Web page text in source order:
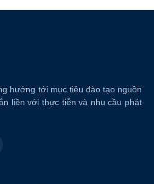
hướng tới mục tiêu đào tạo nguồn
liền với thực tiễn và nhu cầu phát